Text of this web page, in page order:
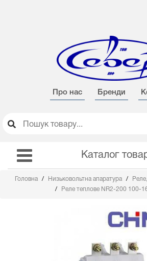
Про нас Бренди
Каталог
Головна Низьковольтна апаратура
Реле теплове NR2-200 100-